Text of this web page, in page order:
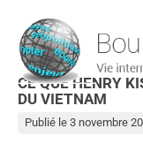
CE QUE HENRY
DU VIETNAM
Publié le 3 novembre